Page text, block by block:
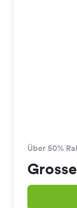
Über 50%